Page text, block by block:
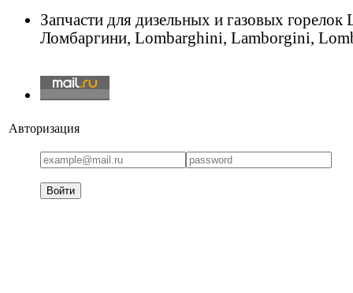
Запчасти для дизельных и газовых
Ломбаргини, Lombarghini, Lamborgini,
Авторизация